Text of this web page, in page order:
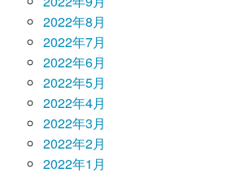
2022年8月
2022年7月
2022年6月
2022年5月
2022年4月
2022年3月
2022年2月
2022年1月